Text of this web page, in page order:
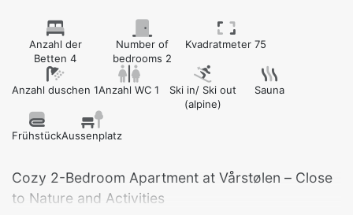
Anzahl der
Betten 4
Number of
bedrooms 2
Kvadratmeter 75
Anzahl duschen 1Anzahl WC 1
Ski in/ Ski out
(alpine)
Sauna
FrühstückAussenplatz
Cozy 2-Bedroom Apartment at Vårstølen – Close
to Nature and Activities